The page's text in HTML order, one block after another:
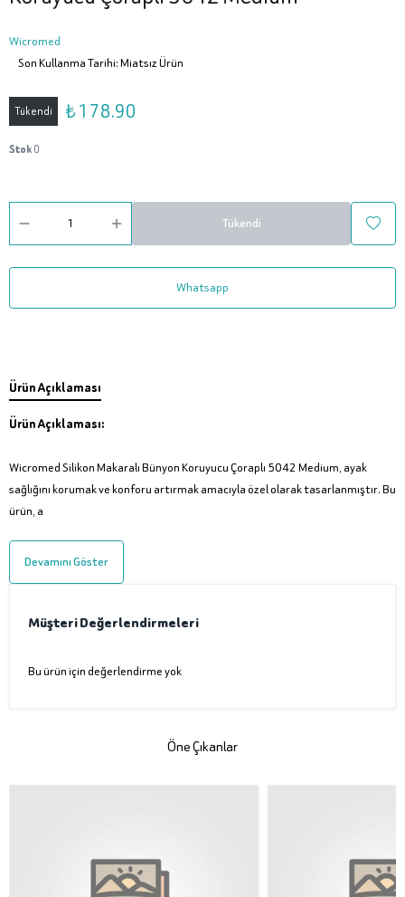
Wicromed
Son Kullanma Tarihi: Miatsız Ürün
Tükendi ₺ 178.90
Stok0
Tükendi
Whatsapp
Ürün Açıklaması
Ürün Açıklaması:
Wicromed Silikon Makaralı Bünyon Koruyucu Çoraplı 5042 Medium, ayak
sağlığını korumak ve konforu artırmak amacıyla özel olarak tasarlanmıştır. Bu
ürün, a
Devamını Göster
Müşteri Değerlendirmeleri
Bu ürün için değerlendirme yok
Öne Çıkanlar